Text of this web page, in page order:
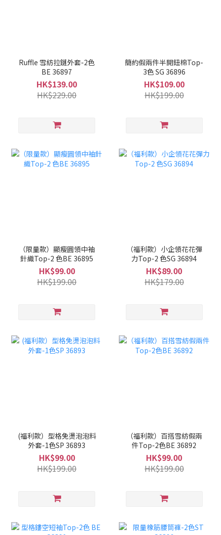
Ruffle 雪紡拉鏈外套-2色
BE 36897
HK$139.00
HK$229.00
簡約假兩件半開鈕棉Top-
3色 SG 36896
HK$109.00
HK$199.00
（限量款）顯瘦圓領中袖
針織Top-2 色BE 36895
HK$99.00
HK$199.00
（福利款）小企領花花彈
力Top-2 色SG 36894
HK$89.00
HK$179.00
(福利款）型格免燙泡泡料
外套-1色SP 36893
HK$99.00
HK$199.00
（福利款）百搭雪紡假兩
件Top-2色BE 36892
HK$99.00
HK$199.00